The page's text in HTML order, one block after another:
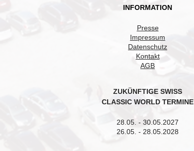
INFORMATION
Presse
Impressum
Datenschutz
Kontakt
AGB
ZUKÜNFTIGE SWISS
CLASSIC WORLD TERMINE
28.05. - 30.05.2027
26.05. - 28.05.2028